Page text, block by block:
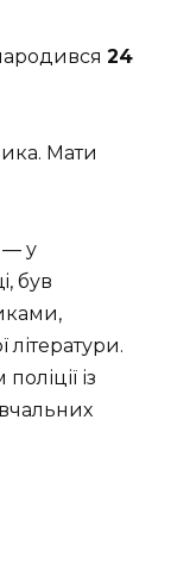
24
Мати
— у
був
із